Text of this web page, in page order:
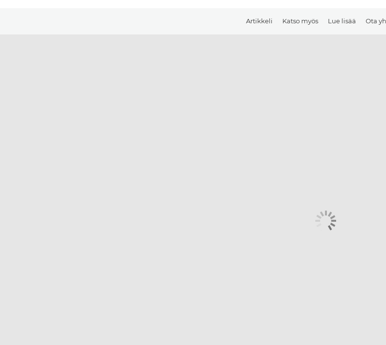
Artikkeli Katso myös Lue lisää Ota